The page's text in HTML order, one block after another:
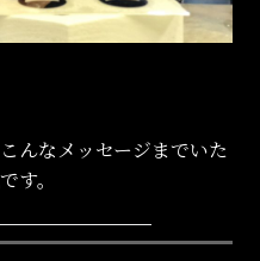
んなメッセージまでいた
す。